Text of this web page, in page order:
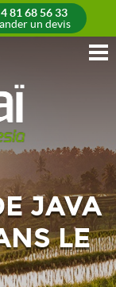
81 68 56 33
un devis
JAVA
LE